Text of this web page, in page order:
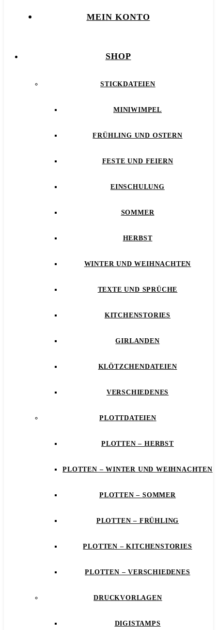
MEIN KONTO
SHOP
STICKDATEIEN
MINIWIMPEL
FRÜHLING UND OSTERN
FESTE UND FEIERN
EINSCHULUNG
SOMMER
HERBST
WINTER UND WEIHNACHTEN
TEXTE UND SPRÜCHE
KITCHENSTORIES
GIRLANDEN
KLÖTZCHENDATEIEN
VERSCHIEDENES
PLOTTDATEIEN
PLOTTEN – HERBST
PLOTTEN – WINTER UND WEIHNACHTEN
PLOTTEN – SOMMER
PLOTTEN – FRÜHLING
PLOTTEN – KITCHENSTORIES
PLOTTEN – VERSCHIEDENES
DRUCKVORLAGEN
DIGISTAMPS